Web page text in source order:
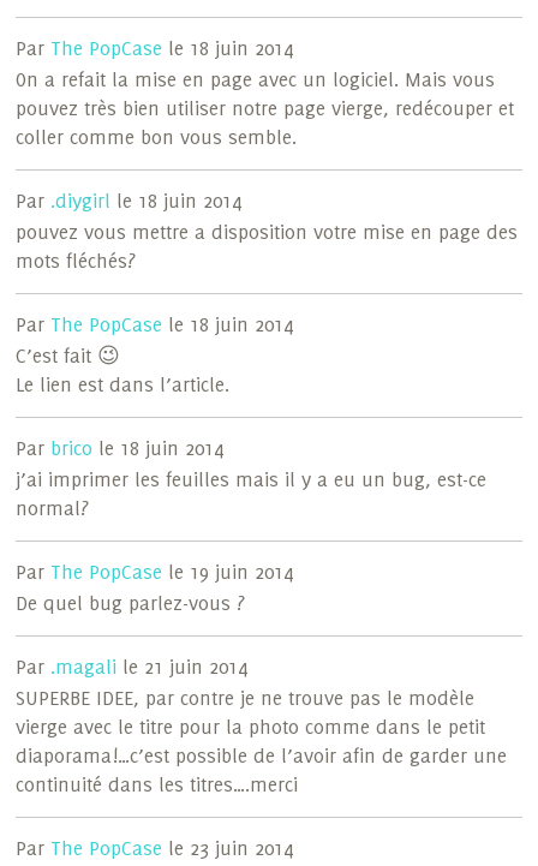
Par The PopCase le 18 juin 2014
On a refait la mise en page avec un logiciel. Mais vous
pouvez très bien utiliser notre page vierge, redécouper et
coller comme bon vous semble.
Par .diygirl le 18 juin 2014
pouvez vous mettre a disposition votre mise en page des
mots fléchés?
Par The PopCase le 18 juin 2014
C’est fait 😉
Le lien est dans l’article.
Par brico le 18 juin 2014
j’ai imprimer les feuilles mais il y a eu un bug, est-ce
normal?
Par The PopCase le 19 juin 2014
De quel bug parlez-vous ?
Par .magali le 21 juin 2014
SUPERBE IDEE, par contre je ne trouve pas le modèle
vierge avec le titre pour la photo comme dans le petit
diaporama!…c’est possible de l’avoir afin de garder une
continuité dans les titres….merci
Par The PopCase le 23 juin 2014